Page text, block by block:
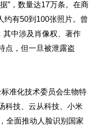
”，数量达17万条。在商
约有50到100张照片。曾
其中涉及肖像权、著作
点，但一旦被泄露盗
准化技术委员会生物特
科技、云从科技、小米
全面推动人脸识别国家